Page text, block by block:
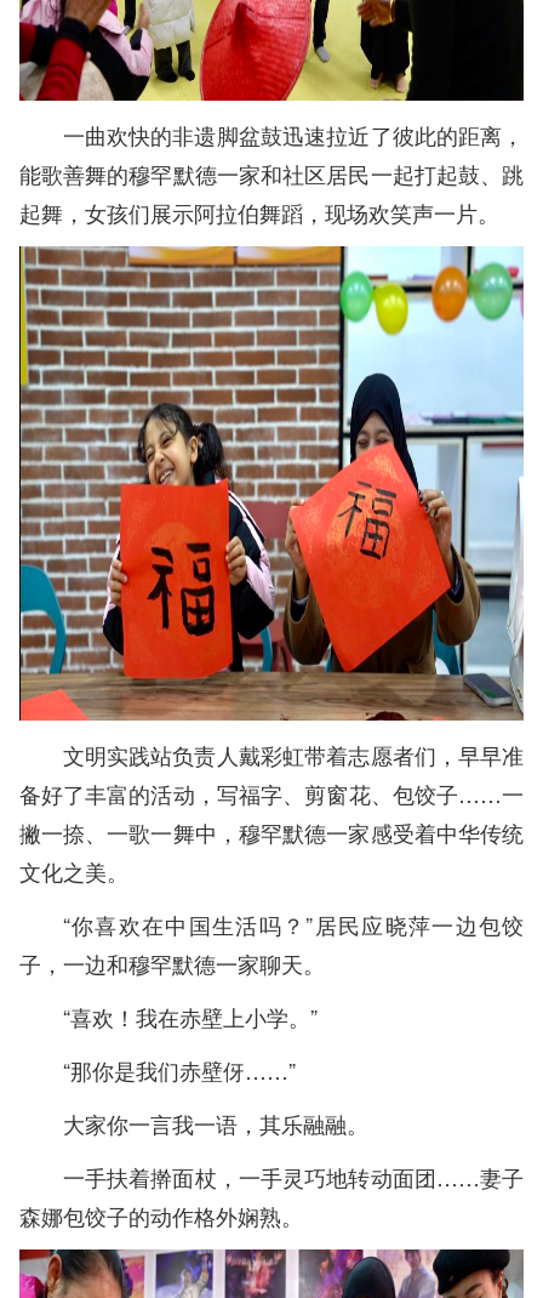
一曲欢快的非遗脚盆鼓迅速拉近了彼此的距离，
能歌善舞的穆罕默德一家和社区居民一起打起鼓、跳
起舞，女孩们展示阿拉伯舞蹈，现场欢笑声一片。
文明实践站负责人戴彩虹带着志愿者们，早早准
备好了丰富的活动，写福字、剪窗花、包饺子……一
撇一捺、一歌一舞中，穆罕默德一家感受着中华传统
文化之美。
“你喜欢在中国生活吗？”居民应晓萍一边包饺
子，一边和穆罕默德一家聊天。
“喜欢！我在赤壁上小学。”
“那你是我们赤壁伢……”
大家你一言我一语，其乐融融。
一手扶着擀面杖，一手灵巧地转动面团……妻子
森娜包饺子的动作格外娴熟。